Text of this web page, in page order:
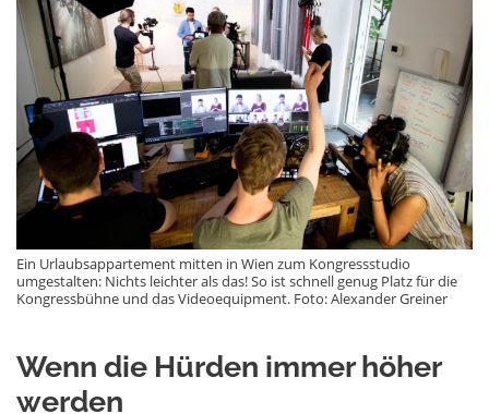
Ein Urlaubsappartement mitten in Wien zum Kongressstudio
umgestalten: Nichts leichter als das! So ist schnell genug Platz für die
Kongressbühne und das Videoequipment. Foto: Alexander Greiner
Wenn die Hürden immer höher
werden